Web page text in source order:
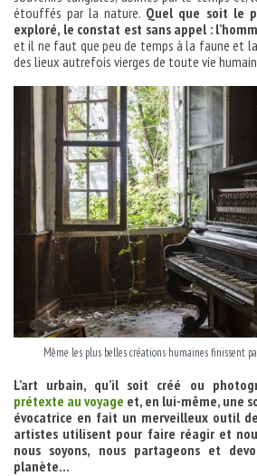
étouffés par la nature. Quel que soit le
exploré, le constat est sans appel :
et il ne faut que peu de temps à la faune et
des lieux autrefois vierges de toute vie
Même les plus belles créations humaines finissent
L’art urbain, qu’il soit créé ou
prétexte au voyage et, en lui-même, une
évocatrice en fait un merveilleux outil
artistes utilisent pour faire réagir et
nous soyons, nous partageons et
planète…